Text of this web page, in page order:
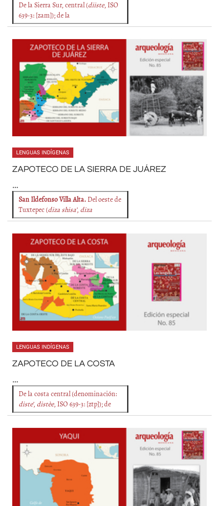
De la Sierra Sur, central (diiste, ISO
639-3: [zam]); de la
LENGUAS INDÍGENAS
ZAPOTECO DE LA SIERRA DE JUÁREZ
...
San Ildefonso Villa Alta. Del oeste de
Tuxtepec (diza shisa’, diza
LENGUAS INDÍGENAS
ZAPOTECO DE LA COSTA
...
De la costa central (denominación:
diste’, distèe, ISO 639-3: [ztp]); de